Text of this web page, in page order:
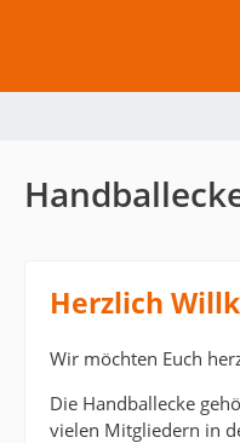
Herzlich
Wir möchten Euch
Die Handballecke
vielen Mitgliedern in